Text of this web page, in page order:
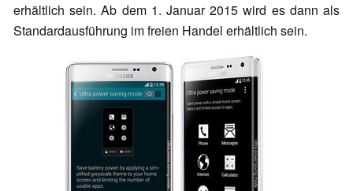
erhältlich sein. Ab dem 1. Januar 2015 wird es dann als
Standardausführung im freien Handel erhältlich sein.